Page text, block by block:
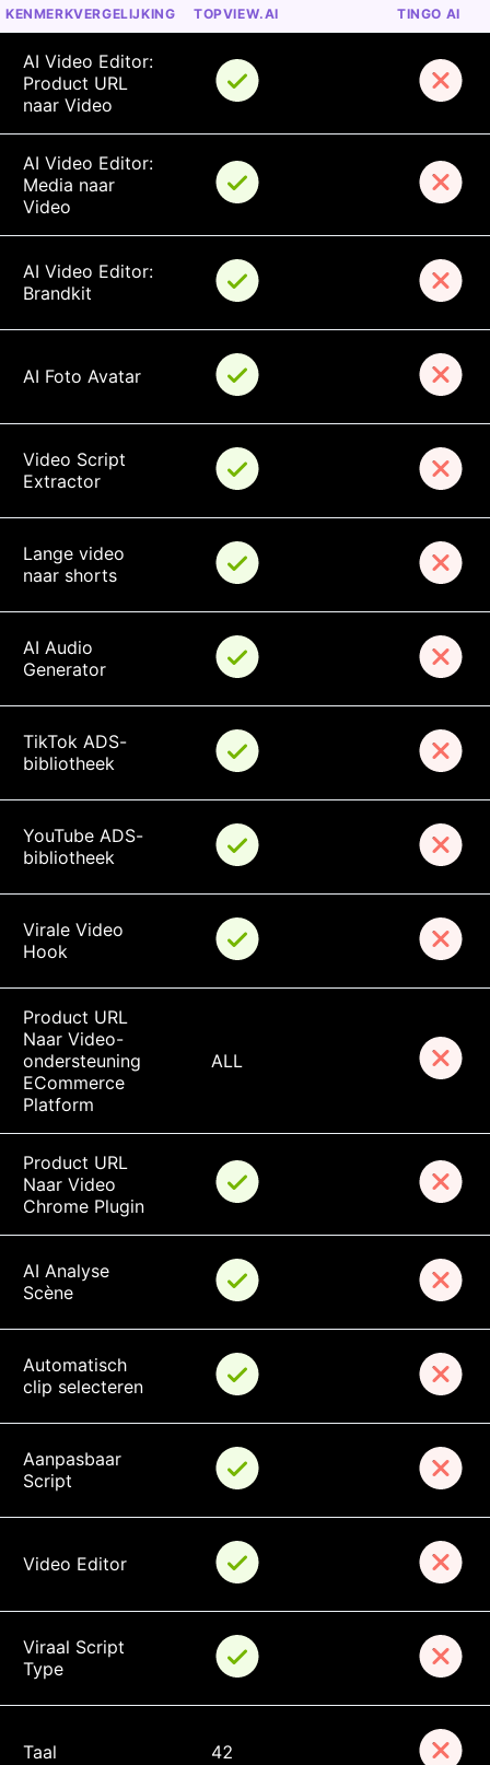
KENMERKVERGELIJKING TOPVIEW.AI TINGO AI
AI Video Editor:
Product URL
naar Video
AI Video Editor:
Media naar
Video
AI Video Editor:
Brandkit
AI Foto Avatar
Video Script
Extractor
Lange video
naar shorts
AI Audio
Generator
TikTok ADS-
bibliotheek
YouTube ADS-
bibliotheek
Virale Video
Hook
Product URL
Naar Video-
ondersteuning
ECommerce
Platform
ALL
Product URL
Naar Video
Chrome Plugin
AI Analyse
Scène
Automatisch
clip selecteren
Aanpasbaar
Script
Video Editor
Viraal Script
Type
Taal 42